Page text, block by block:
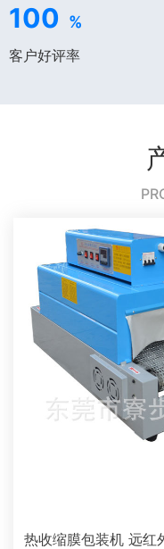
100 %
客户好评率
热收缩膜包装机 远红